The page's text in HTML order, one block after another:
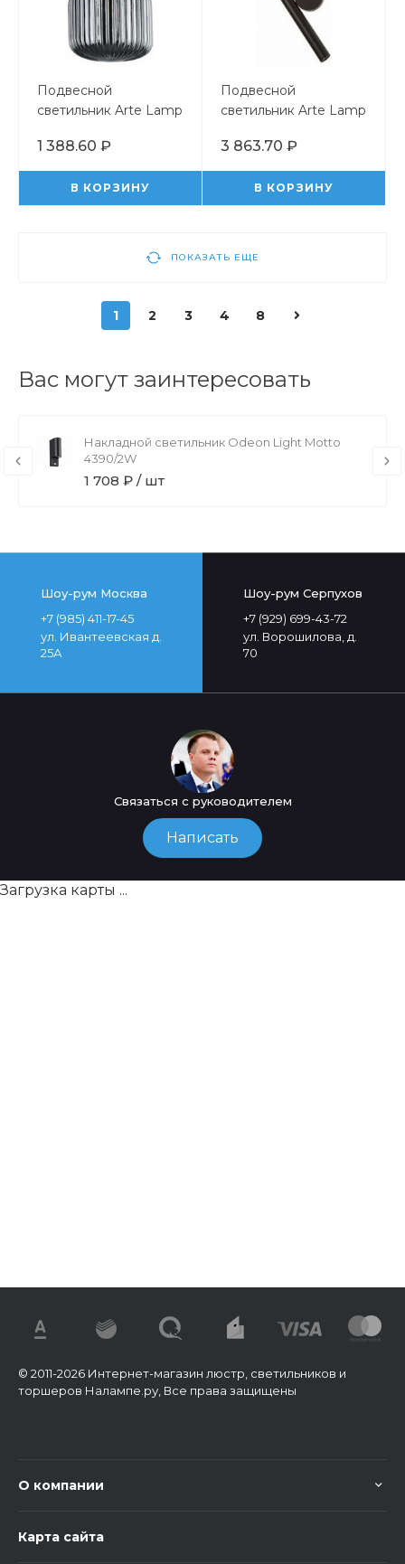
Подвесной
светильник Arte Lamp
1 388.60 ₽
В КОРЗИНУ
Подвесной
светильник Arte Lamp
1BK
3 863.70 ₽
В КОРЗИНУ
ПОКАЗАТЬ ЕЩЕ
1 2 3 4 8
Вас могут заинтересовать
Накладной светильник Odeon Light Motto
4390/2W
1 708 ₽ / шт
Шоу-рум Москва
+7 (985) 411-17-45
ул. Ивантеевская д.
25А
Шоу-рум Серпухов
+7 (929) 699-43-72
ул. Ворошилова, д.
70
Связаться с руководителем
Написать
Загрузка карты ...
© 2011-2026 Интернет-магазин люстр, светильников и
торшеров Налампе.ру, Все права защищены
О компании
Карта сайта